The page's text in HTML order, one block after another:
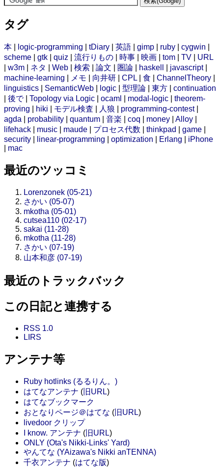
タグ
本 logic-programming tDiary 英語 gimp ruby cygwin
scheme
gtk quiz 流行りもの 時事 映画 tom TV
URL
w3m ネタ Web 検索 論文 圏論 haskell javascript|
machine-learning
メモ 向井研 CPL 食 ChannelTheory
linguistics
SemanticWeb logic 型理論 東方
continuation
後で| Topology via Logic ocaml modal-logic
theorem-
proving
hiki モデル検査 人狼 programming-contest|
agda
probability quantum 音楽 coq money Alloy
lifehack
music maude プロセス代数 thinkpad game
security
linear-programming optimization Erlang
iPhone
mac
最近のツッコミ
Lorenzonek (05-21)
さかい (05-07)
mkotha (05-01)
cutsea110 (02-17)
sakai (11-28)
mkotha (11-28)
さかい (07-19)
山本和彦 (07-19)
最近のトラックバック
この日記と連携する
RSS 1.0
LIRS
アンテナ等
Ruby hotlinks (るるりん。)
はてなアンテナ ( 旧URL)
はてなブックマーク
おとなりページ＠はてな ( 旧URL)
livedoor クリップ
I know. アンテナ ( 旧URL)
ONLY (Ota's Nikki-Links' Yard)
やんてな (YAizawa's Nikki anTENNA)
千衣アンテナ (はてな版)